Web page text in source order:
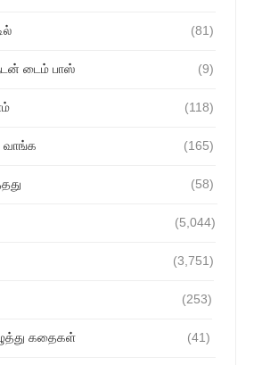
(81)
டைம் பாஸ் (9)
(118)
வாங்க (165)
(58)
(5,044)
(3,751)
(253)
கதைகள் (41)